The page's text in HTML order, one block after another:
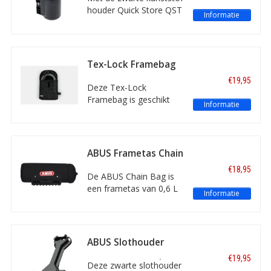
Betrouwbare levering, via PostNL
Hoge beoordelingen!
houder Quick Store QST
wordt bevestigd aan het
frame van de fiets.
Informatie
Tex-Lock Framebag
Deze Tex-Lock
Framebag is geschikt
Bevestiging aan de
bagagedrager.
€19,95
Informatie
ABUS Frametas Chain
De ABUS Chain Bag is
een frametas van 0,6 L
met klittenband of op
een bidonhouder.
€18,95
Informatie
ABUS Slothouder
beugelslot Granit
Deze zwarte slothouder
€19,95